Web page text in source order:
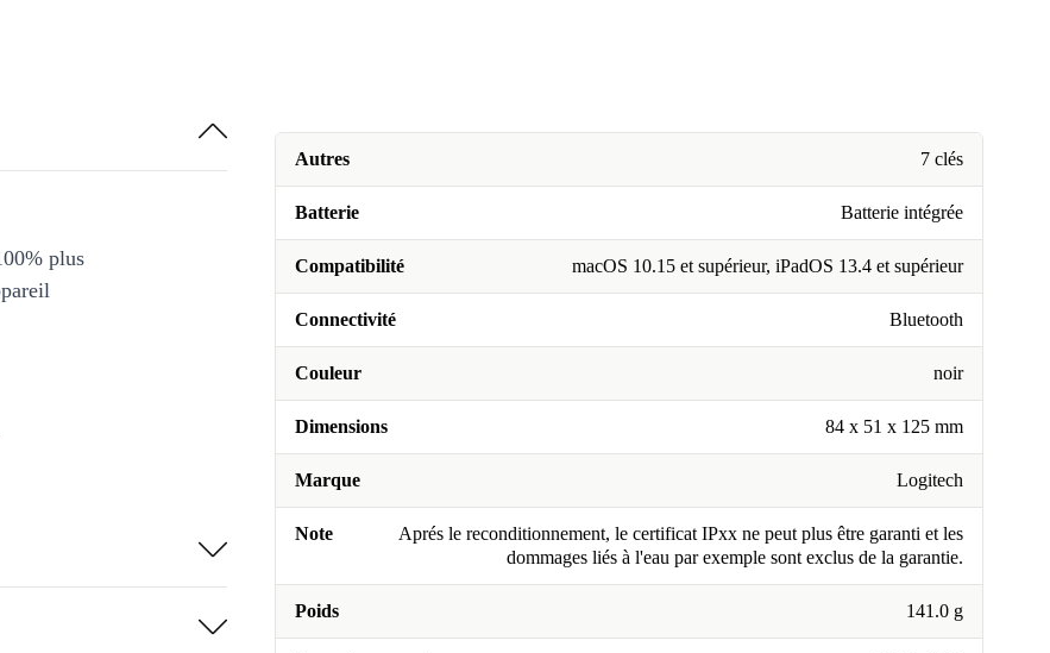
Autres 7 clés
Batterie Batterie intégrée
Compatibilité macOS 10.15 et supérieur, iPadOS 13.4 et supérieur
Connectivité Bluetooth
Couleur noir
Dimensions 84 x 51 x 125 mm
Marque Logitech
Note
Aprés le reconditionnement, le certificat IPxx ne peut plus être garanti et les
dommages liés à l'eau par exemple sont exclus de la garantie.
Poids 141.0 g
plus